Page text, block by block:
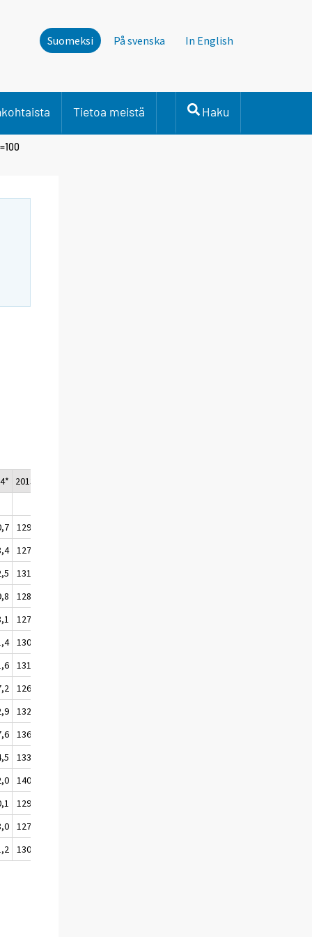
Suomeksi På svenska In English
Tietoa meistä Haku
2013*
129,8
127,5
131,7
128,8
127,1
130,4
131,2
126,9
132,4
136,7
133,9
140,9
129,2
127,2
130,2